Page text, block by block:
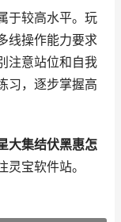
于较高水平。玩
线操作能力要求
注意站位和自我
习，逐步掌握高
大集结伏黑惠怎
宝软件站。